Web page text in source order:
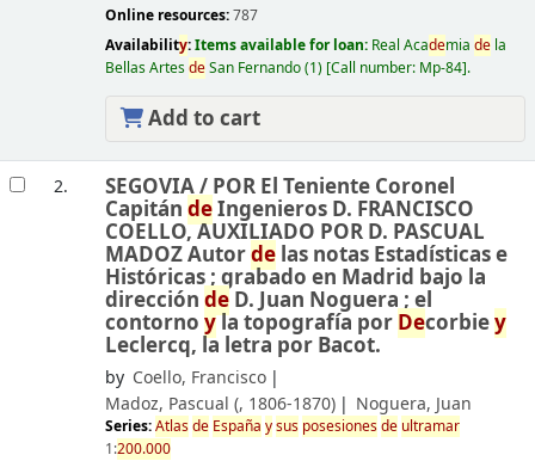
Online resources:787
Availability:Items available for loan: Real Academia dela
Bellas ArtesdeSan Fernando(1) Call number: Mp-84 .
Add to cart
2. SEGOVIA / POR El Teniente Coronel
Capitán deIngenieros D. FRANCISCO
COELLO, AUXILIADO POR D. PASCUAL
MADOZ Autordelas notas Estadísticas e
Históricas ; grabado en Madrid bajo la
dirección deD. Juan Noguera ; el
contorno yla topografía por Decorbiey
Leclercq, la letra por Bacot.
by Coello, Francisco
Madoz, Pascual (, 1806-1870) Noguera, Juan
Series:Atlasde España ysus posesionesde ultramar
1:200.000